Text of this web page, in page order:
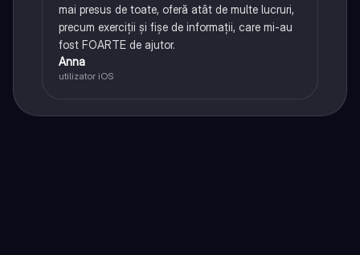
mai presus de toate, oferă atât de multe lucruri,
precum exerciții și fișe de informații, care mi-au
fost FOARTE de ajutor.
Anna
utilizator iOS